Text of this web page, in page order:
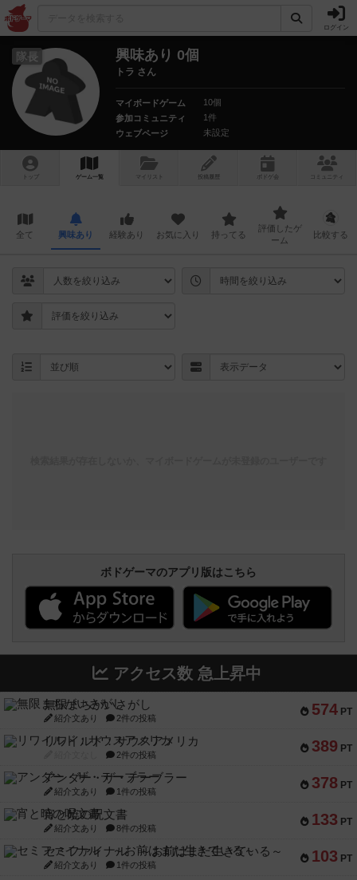
ログイン
隊長 興味あり 0個
トラ さん
マイボードゲーム
10個
参加コミュニティ
1件
ウェブページ
未設定
トップ ゲーム一覧 マイリスト 投稿履歴 ボ ドゲ コミュニティ
全て 興味あり 経験あり お気に入り 持ってる
評価したゲ
ーム
比較する
ボドゲーマのアプリ版はこちら
アクセス数 急上昇中
574 PT
無限まちがいさがし
紹介文あり 2件の投稿
389 PT
リワイルド：サウスアメリカ
2件の投稿
378 PT
アンダー・ザ・テーブラー
紹介文あり 1件の投稿
133 PT
宵と暁の呪文書
紹介文あり 8件の投稿
103 PT
セミファイナル ～お前はまだ生きている～
紹介文あり 1件の投稿